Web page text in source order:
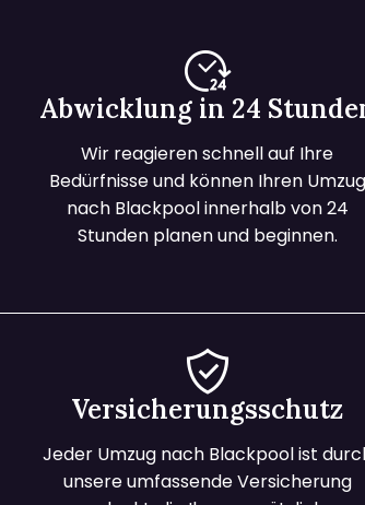
Abwicklung in 24
Wir reagieren schnell auf Ihre
Bedürfnisse und können Ihren Umzug
nach Blackpool innerhalb von 24
Stunden planen und beginnen.
Versicherungsschutz
Jeder Umzug nach Blackpool ist
unsere umfassende Versicherung